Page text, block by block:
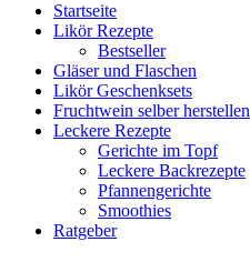
Startseite
Likör Rezepte
Bestseller
Gläser und Flaschen
Likör Geschenksets
Fruchtwein selber herstellen
Leckere Rezepte
Gerichte im Topf
Leckere Backrezepte
Pfannengerichte
Smoothies
Ratgeber